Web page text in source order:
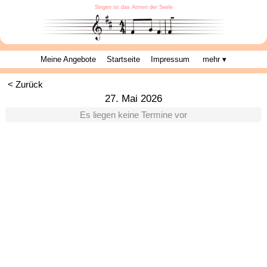
Singen ist das Atmen der Seele
Meine Angebote Startseite Impressum mehr ▾
< Zurück
27. Mai 2026
Es liegen keine Termine vor